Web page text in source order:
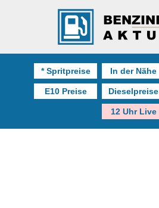
* Spritpreise In der Nähe
E10 Preise Dieselpreise
12 Uhr Live